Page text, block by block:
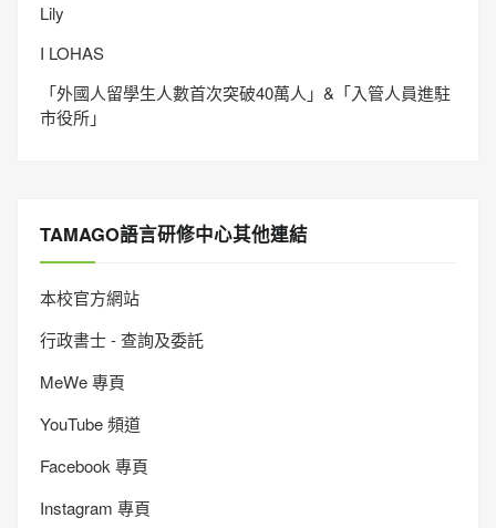
Lily
I LOHAS
「外國人留學生人數首次突破40萬人」&「入管人員進駐
市役所」
TAMAGO語言研修中心其他連結
本校官方網站
行政書士 - 查詢及委託
MeWe 專頁
YouTube 頻道
Facebook 專頁
Instagram 專頁